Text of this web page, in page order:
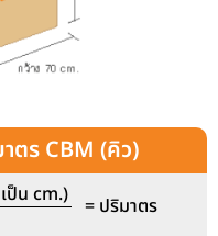
ตร CBM (คิว)
ป็น cm.)
= ปริมาตร